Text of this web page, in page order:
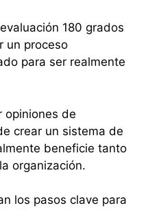
180 grados
un proceso
para ser realmente
opiniones de
crear un sistema de
beneficie tanto
organización.
los pasos clave para